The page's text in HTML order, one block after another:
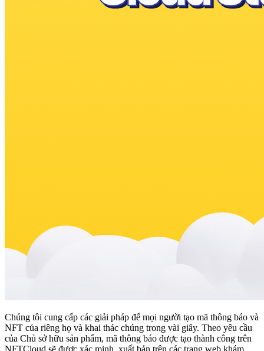
Chúng tôi cung cấp các giải pháp để mọi người tạo mã thông báo và
NFT của riêng họ và khai thác chúng trong vài giây. Theo yêu cầu
của Chủ sở hữu sản phẩm, mã thông báo được tạo thành công trên